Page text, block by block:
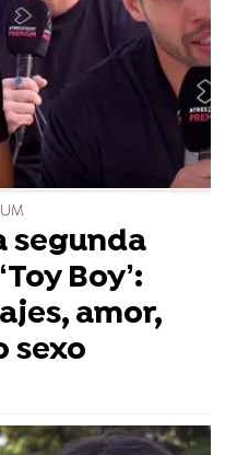
segunda
Boy’:
amor,
sexo